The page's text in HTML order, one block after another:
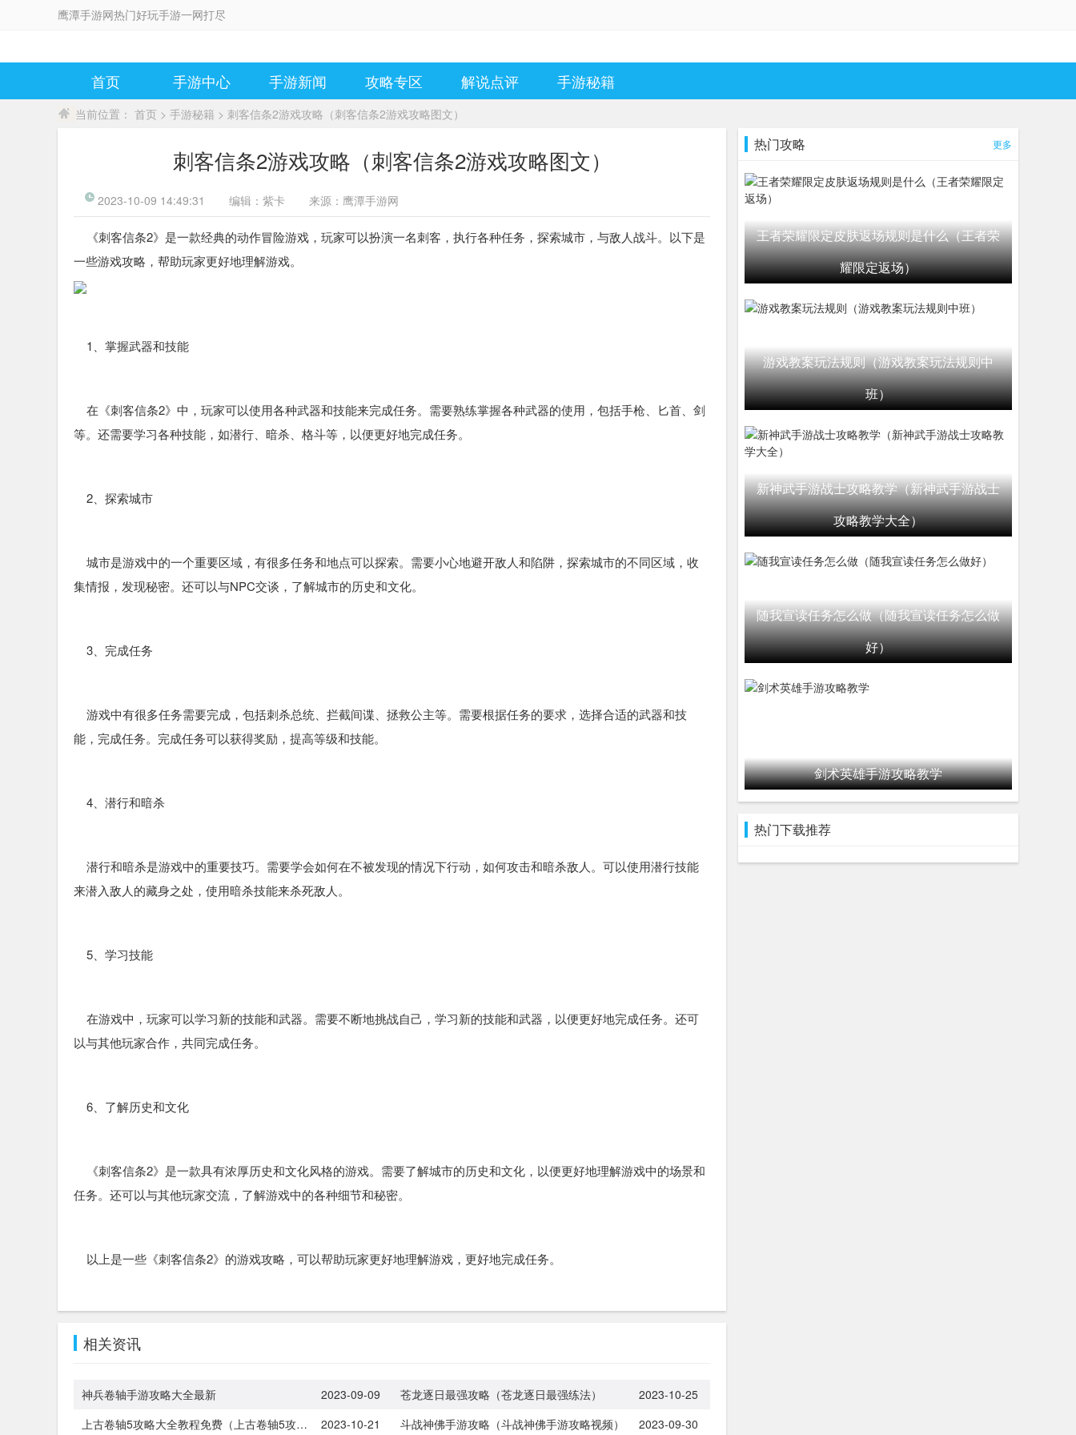
鹰潭手游网热门好玩手游一网打尽
首页 手游中心 手游新闻 攻略专区 解说点评 手游秘籍
当前位置： 首页 > 手游秘籍 > 刺客信条2游戏攻略（刺客信条2游戏攻略图文）
刺客信条2游戏攻略（刺客信条2游戏攻略图文）
2023-10-09 14:49:31 编辑： 紫卡 来源： 鹰潭手游网
《刺客信条2》是一款经典的动作冒险游戏，玩家可以扮演一名刺客，执行各种任务，探索城市，与敌人战斗。以下是
一些游戏攻略，帮助玩家更好地理解游戏。
1、掌握武器和技能
在《刺客信条2》中，玩家可以使用各种武器和技能来完成任务。需要熟练掌握各种武器的使用，包括手枪、匕首、剑
等。还需要学习各种技能，如潜行、暗杀、格斗等，以便更好地完成任务。
2、探索城市
城市是游戏中的一个重要区域，有很多任务和地点可以探索。需要小心地避开敌人和陷阱，探索城市的不同区域，收
集情报，发现秘密。还可以与NPC交谈，了解城市的历史和文化。
3、完成任务
游戏中有很多任务需要完成，包括刺杀总统、拦截间谍、拯救公主等。需要根据任务的要求，选择合适的武器和技
能，完成任务。完成任务可以获得奖励，提高等级和技能。
4、潜行和暗杀
潜行和暗杀是游戏中的重要技巧。需要学会如何在不被发现的情况下行动，如何攻击和暗杀敌人。可以使用潜行技能
来潜入敌人的藏身之处，使用暗杀技能来杀死敌人。
5、学习技能
在游戏中，玩家可以学习新的技能和武器。需要不断地挑战自己，学习新的技能和武器，以便更好地完成任务。还可
以与其他玩家合作，共同完成任务。
6、了解历史和文化
《刺客信条2》是一款具有浓厚历史和文化风格的游戏。需要了解城市的历史和文化，以便更好地理解游戏中的场景和
任务。还可以与其他玩家交流，了解游戏中的各种细节和秘密。
以上是一些《刺客信条2》的游戏攻略，可以帮助玩家更好地理解游戏，更好地完成任务。
相关资讯
神兵卷轴手游攻略大全最新 2023-09-09 苍龙逐日最强攻略（苍龙逐日最强练法）
2023-10-25
上古卷轴5攻略大全教程免费（上古卷轴5攻略大全教程免费版）
2023-10-21 斗战神佛手游攻略（斗战神佛手游攻略视频） 2023-09-30
热门攻略 更多
王者荣耀限定皮肤返场规则是什么（王者荣
耀限定返场）
游戏教案玩法规则（游戏教案玩法规则中
班）
新神武手游战士攻略教学（新神武手游战士
攻略教学大全）
随我宣读任务怎么做（随我宣读任务怎么做
好）
剑术英雄手游攻略教学
热门下载推荐